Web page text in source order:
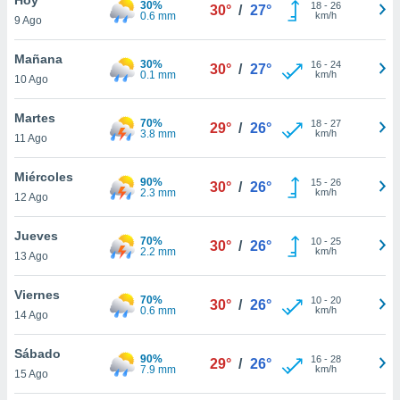
y
en
más
de
9 Ago
30%
0.6 mm
30° / 27° 18- 26
km/h
Mañana
10 Ago
30%
0.1 mm
30° / 27° 16- 24
km/h
Martes
11 Ago
70%
3.8 mm
29° / 26° 18- 27
km/h
Miércoles
12 Ago
90%
2.3 mm
30° / 26° 15- 26
km/h
Jueves
13 Ago
70%
2.2 mm
30° / 26° 10- 25
km/h
Viernes
14 Ago
70%
0.6 mm
30° / 26° 10- 20
km/h
Sábado
15 Ago
90%
7.9 mm
29° / 26° 16- 28
km/h